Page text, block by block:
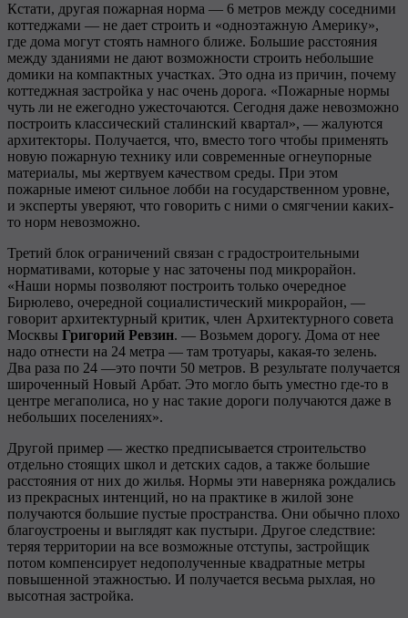
Кстати, другая пожарная норма — 6 метров между соседними
коттеджами — не дает строить и «одноэтажную Америку»,
где дома могут стоять намного ближе. Большие расстояния
между зданиями не дают возможности строить небольшие
домики на компактных участках. Это одна из причин, почему
коттеджная застройка у нас очень дорога. «Пожарные нормы
чуть ли не ежегодно ужесточаются. Сегодня даже невозможно
построить классический сталинский квартал», — жалуются
архитекторы. Получается, что, вместо того чтобы применять
новую пожарную технику или современные огнеупорные
материалы, мы жертвуем качеством среды. При этом
пожарные имеют сильное лобби на государственном уровне,
и эксперты уверяют, что говорить с ними о смягчении каких-
то норм невозможно.
Третий блок ограничений связан с градостроительными
нормативами, которые у нас заточены под микрорайон.
«Наши нормы позволяют построить только очередное
Бирюлево, очередной социалистический микрорайон, —
говорит архитектурный критик, член Архитектурного совета
Москвы Григорий Ревзин. — Возьмем дорогу. Дома от нее
надо отнести на 24 метра — там тротуары, какая-то зелень.
Два раза по 24 —это почти 50 метров. В результате получается
широченный Новый Арбат. Это могло быть уместно где-то в
центре мегаполиса, но у нас такие дороги получаются даже в
небольших поселениях».
Другой пример — жестко предписывается строительство
отдельно стоящих школ и детских садов, а также большие
расстояния от них до жилья. Нормы эти наверняка рождались
из прекрасных интенций, но на практике в жилой зоне
получаются большие пустые пространства. Они обычно плохо
благоустроены и выглядят как пустыри. Другое следствие:
теряя территории на все возможные отступы, застройщик
потом компенсирует недополученные квадратные метры
повышенной этажностью. И получается весьма рыхлая, но
высотная застройка.